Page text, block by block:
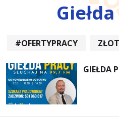
#OFERTYPRACY
GIEŁDA